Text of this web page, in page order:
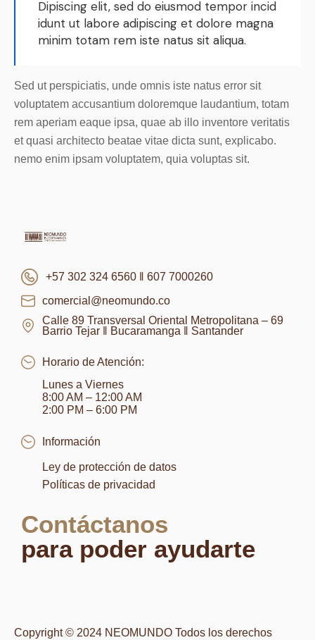
Dipiscing elit, sed do eiusmod tempor incid
idunt ut labore adipiscing et dolore magna
minim totam rem iste natus sit aliqua.
Sed ut perspiciatis, unde omnis iste natus error sit
voluptatem accusantium doloremque laudantium, totam
rem aperiam eaque ipsa, quae ab illo inventore veritatis
et quasi architecto beatae vitae dicta sunt, explicabo.
nemo enim ipsam voluptatem, quia voluptas sit.
+57 302 324 6560 ‖ 607 7000260
comercial@neomundo.co
Calle 89 Transversal Oriental Metropolitana – 69
Barrio Tejar ‖ Bucaramanga ‖ Santander
Horario de Atención:
Lunes a Viernes
8:00 AM – 12:00 AM
2:00 PM – 6:00 PM
Información
Ley de protección de datos
Políticas de privacidad
Contáctanos
para poder ayudarte
Copyright © 2024 NEOMUNDO Todos los derechos